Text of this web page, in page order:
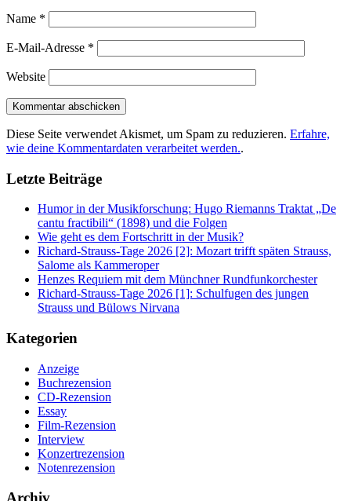
Name *
E-Mail-Adresse *
Website
Diese Seite verwendet Akismet, um Spam zu reduzieren. Erfahre,
wie deine Kommentardaten verarbeitet werden..
Letzte Beiträge
Humor in der Musikforschung: Hugo Riemanns Traktat „De
cantu fractibili“ (1898) und die Folgen
Wie geht es dem Fortschritt in der Musik?
Richard-Strauss-Tage 2026 [2]: Mozart trifft späten Strauss,
Salome als Kammeroper
Henzes Requiem mit dem Münchner Rundfunkorchester
Richard-Strauss-Tage 2026 [1]: Schulfugen des jungen
Strauss und Bülows Nirvana
Kategorien
Anzeige
Buchrezension
CD-Rezension
Essay
Film-Rezension
Interview
Konzertrezension
Notenrezension